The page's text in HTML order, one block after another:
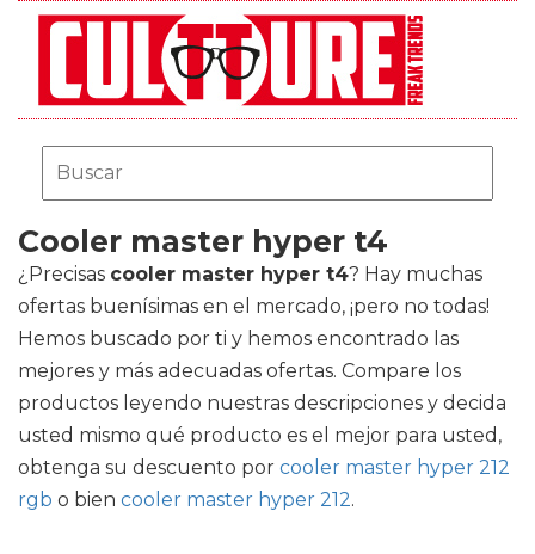
Cooler master hyper t4
¿Precisas cooler master hyper t4? Hay muchas
ofertas buenísimas en el mercado, ¡pero no todas!
Hemos buscado por ti y hemos encontrado las
mejores y más adecuadas ofertas. Compare los
productos leyendo nuestras descripciones y decida
usted mismo qué producto es el mejor para usted,
obtenga su descuento por cooler master hyper 212
rgb o bien cooler master hyper 212.